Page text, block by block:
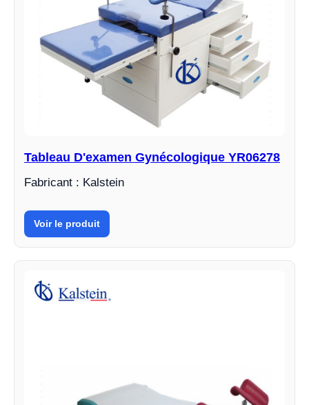
Tableau D'examen Gynécologique YR06278
Fabricant : Kalstein
Voir le produit